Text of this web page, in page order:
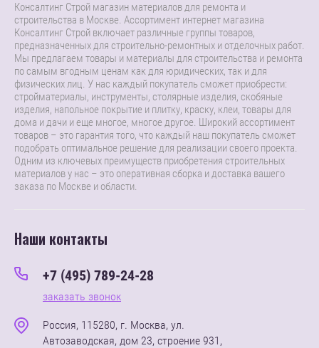
Консалтинг Строй магазин материалов для ремонта и
строительства в Москве. Ассортимент интернет магазина
Консалтинг Строй включает различные группы товаров,
предназначенных для строительно-ремонтных и отделочных работ.
Мы предлагаем товары и материалы для строительства и ремонта
по самым вгодным ценам как для юридических, так и для
физических лиц. У нас каждый покупатель сможет приобрести:
стройматериалы, инструменты, столярные изделия, скобяные
изделия, напольное покрытие и плитку, краску, клеи, товары для
дома и дачи и еще многое, многое другое. Широкий ассортимент
товаров – это гарантия того, что каждый наш покупатель сможет
подобрать оптимальное решение для реализации своего проекта.
Одним из ключевых преимуществ приобретения строительных
материалов у нас – это оперативная сборка и доставка вашего
заказа по Москве и области.
Наши контакты
+7 (495) 789-24-28
заказать звонок
Россия, 115280, г. Москва, ул.
Автозаводская, дом 23, строение 931,